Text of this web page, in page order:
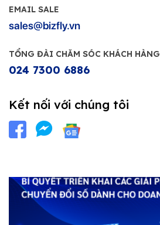
EMAIL SALE
sales@bizfly.vn
TỔNG ĐÀI CHĂM SÓC KHÁCH HÀNG
024 7300 6886
Kết nối với chúng tôi